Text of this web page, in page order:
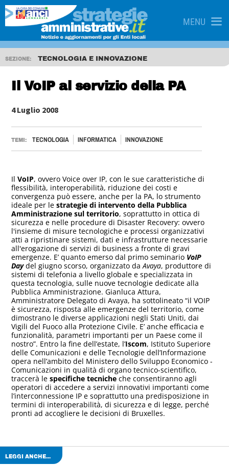
MENU
SEZIONE: TECNOLOGIA E INNOVAZIONE
Il VoIP al servizio della PA
4 Luglio 2008
TEMI: TECNOLOGIA INFORMATICA INNOVAZIONE
IlVoIP, ovvero Voice over IP, con le sue caratteristiche di
flessibilità, interoperabilità, riduzione dei costi e
convergenza può essere, anche per la PA, lo strumento
ideale per lestrategie di intervento della Pubblica
Amministrazione sul territorio, soprattutto in ottica di
sicurezza e nelle procedure di Disaster Recovery: ovvero
l'insieme di misure tecnologiche e processi organizzativi
atti a ripristinare sistemi, dati e infrastrutture necessarie
all'erogazione di servizi di business a fronte di gravi
emergenze. E’ quanto emerso dal primo seminario VoIP
Daydel giugno scorso, organizzato daAvaya, produttore di
sistemi di telefonia a livello globale e specializzata in
questa tecnologia, sulle nuove tecnologie dedicate alla
Pubblica Amministrazione. Gianluca Attura,
Amministratore Delegato di Avaya, ha sottolineato “il VOIP
è sicurezza, risposta alle emergenze del territorio, come
dimostrano le diverse applicazioni negli Stati Uniti, dai
Vigili del Fuoco alla Protezione Civile. E’ anche efficacia e
funzionalità, parametri importanti per un Paese come il
nostro”. Entro la fine dell’estate, l’Iscom, Istituto Superiore
delle Comunicazioni e delle Tecnologie dell’Informazione
opera nell’ambito del Ministero dello Sviluppo Economico -
Comunicazioni in qualità di organo tecnico-scientifico,
traccerà lespecifiche tecniche che consentiranno agli
operatori di accedere a servizi innovativi importanti come
l’interconnessione IP e soprattutto una predisposizione in
termini di interoperabilità, di sicurezza e di legge, perché
pronti ad accogliere le decisioni di Bruxelles.
LEGGI ANCHE...